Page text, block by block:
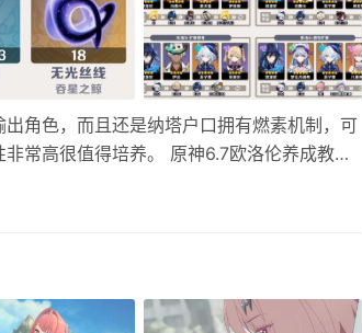
角色，而且还是纳塔户口拥有燃素机制，可
常高很值得培养。 原神6.7欧洛伦养成教学